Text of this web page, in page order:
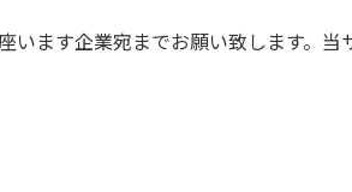
います企業宛までお願い致します。当